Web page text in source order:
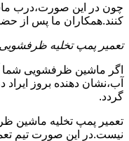
چون در این صورت،درب
کنند.همکاران ما پس از
تعمیر پمپ تخلیه ظرفشویی
اگر ماشین ظرفشویی شما
آب،نشان دهنده بروز
گردد.
تعمیر پمپ تخلیه ماشین
نیست.در این صورت تیم